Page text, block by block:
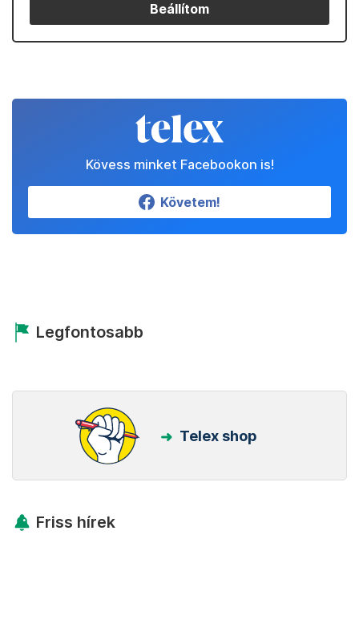
Beállítom
Kövess minket Facebookon is!
Követem!
Legfontosabb
Telex shop
Friss hírek